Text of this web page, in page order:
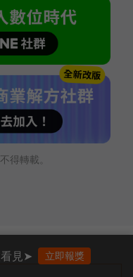
得轉載。
見➤ 立即報獎